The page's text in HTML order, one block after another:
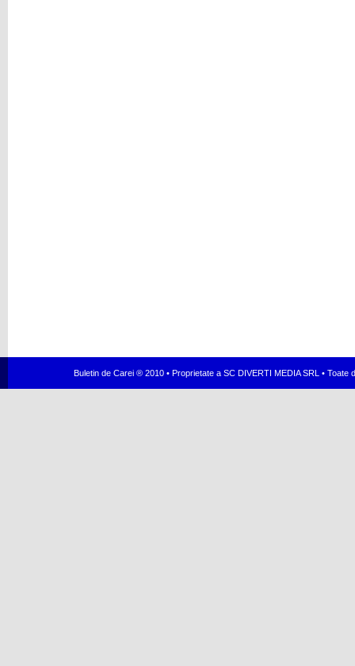
Buletin de Carei ® 2010 • Proprietate a SC DIVERTI MEDIA SRL •